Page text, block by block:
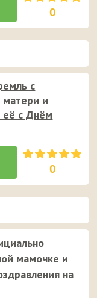
0
с
матери и
её с Днём
0
мамочке и
на